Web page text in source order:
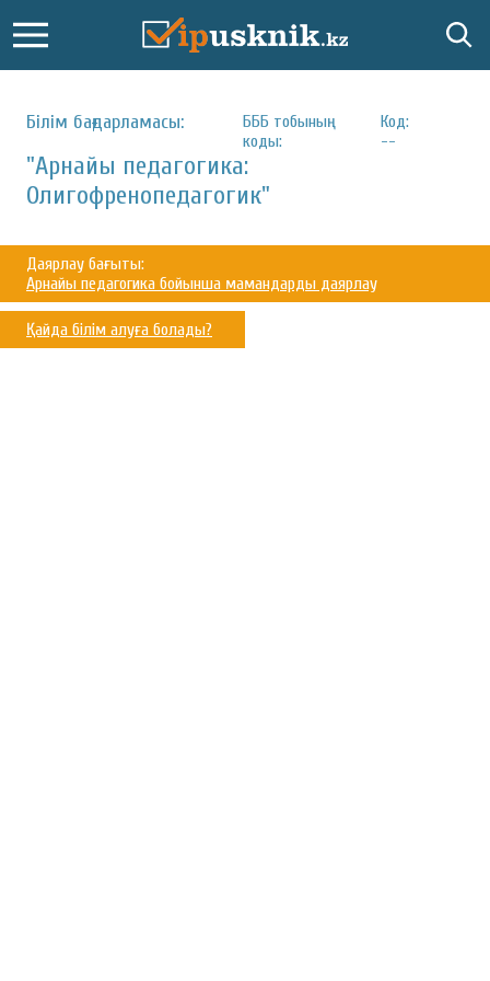
Білім бағдарламасы:
БББ тобының
коды:
Код:
--
"Арнайы педагогика:
Олигофренопедагогик"
Даярлау бағыты:
Арнайы педагогика бойынша мамандарды даярлау
Қайда білім алуға болады?